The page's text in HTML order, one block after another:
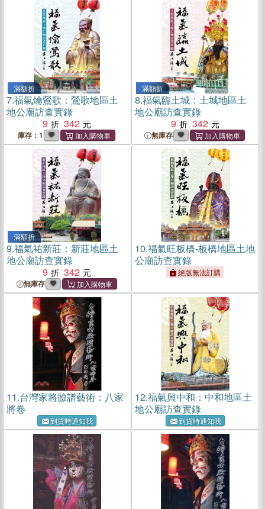
滿額折
7.福氣爚鶯歌：鶯歌地區土
地公廟訪查實錄
9
342
庫存：1
滿額折
8.福氣臨土城：土城地區土
地公廟訪查實錄
9
342
無庫存
滿額折
9.福氣祐新莊：新莊地區土
地公廟訪查實錄
9
342
無庫存
10.福氣旺板橋-板橋地區土地
公廟訪查實錄
絕版無法訂購
11.台灣家將臉譜藝術：八家
將卷
到貨時通知我
12.福氣興中和：中和地區土
地公廟訪查實錄
到貨時通知我